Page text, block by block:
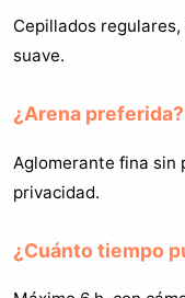
Cepillados
suave.
¿Arena preferida?
Aglomerante fina sin
privacidad.
¿Cuánto tiempo